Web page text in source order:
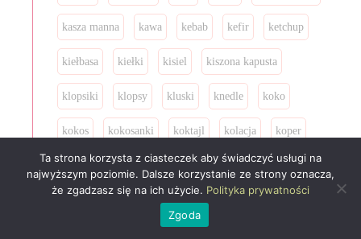
kasza manna kawa kebab kefir ketchup
kiełbasa kiełki kisiel kiszona kapusta
klopsiki klopsy kluski knedle koko
kokos kokosanki koktajl kolacja koper
koperek kopyta kopytka koreczki
korniszony kotelty kotlety krakersy
Ta strona korzysta z ciasteczek aby świadczyć usługi na
najwyższym poziomie. Dalsze korzystanie ze strony oznacza,
że zgadzasz się na ich użycie. Polityka prywatności
Zgoda